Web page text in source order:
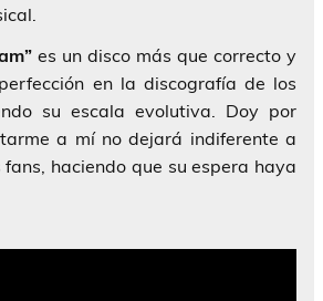
es un disco más que correcto y
en la discografía de los
su escala evolutiva. Doy por
a mí no dejará indiferente a
haciendo que su espera haya